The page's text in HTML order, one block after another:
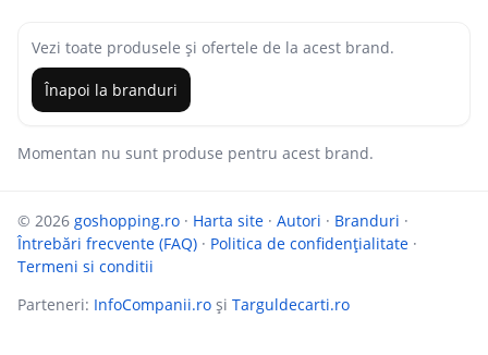
Vezi toate produsele și ofertele de la acest brand.
Înapoi la branduri
Momentan nu sunt produse pentru acest brand.
© 2026 goshopping.ro · Harta site · Autori · Branduri ·
Întrebări frecvente (FAQ) · Politica de confidențialitate ·
Termeni si conditii
Parteneri: InfoCompanii.ro și Targuldecarti.ro